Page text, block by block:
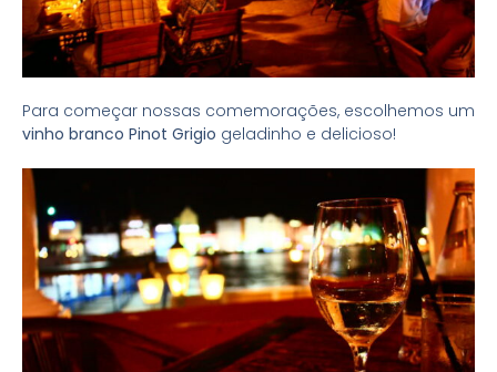
Para começar nossas comemorações, escolhemos um
vinho branco Pinot Grigio geladinho e delicioso!